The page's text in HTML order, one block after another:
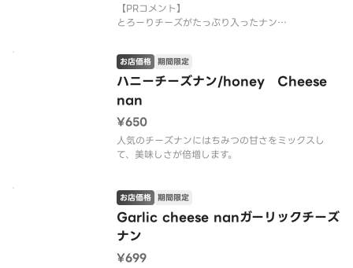
【PRコメント】
とろーりチーズがたっぷり入ったナン
【お店PR】
有名店の料理がご家庭で食べられます。
三ツ星シェフが作るカレーは絶品ですのでご堪能下
ハニーチーズナン/honey Cheese
nan
お店価格 期間限定
¥650
人気のチーズナンにはちみつの甘さをミックスし
て、美味しさが倍増します。
Garlic cheese nanガーリックチーズ
ナン
お店価格 期間限定
¥699